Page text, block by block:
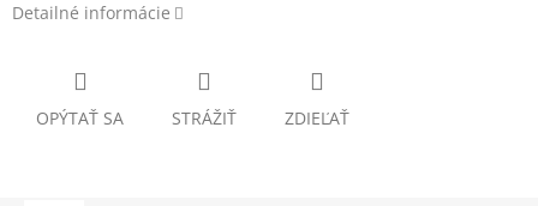
Detailné informácie
OPÝTAŤ SA STRÁŽIŤ ZDIEĽAŤ